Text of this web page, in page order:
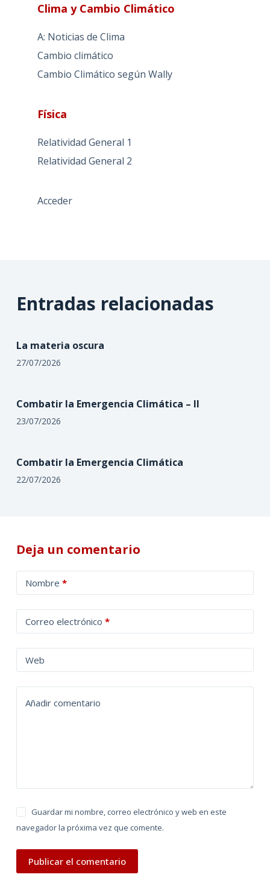
Clima y Cambio Climático
A: Noticias de Clima
Cambio climático
Cambio Climático según Wally
Física
Relatividad General 1
Relatividad General 2
Acceder
Entradas relacionadas
La materia oscura
27/07/2026
Combatir la Emergencia Climática – II
23/07/2026
Combatir la Emergencia Climática
22/07/2026
Deja un comentario
Nombre *
Correo electrónico *
Web
Añadir comentario
Guardar mi nombre, correo electrónico y web en este
navegador la próxima vez que comente.
Publicar el comentario
l
t
a
t